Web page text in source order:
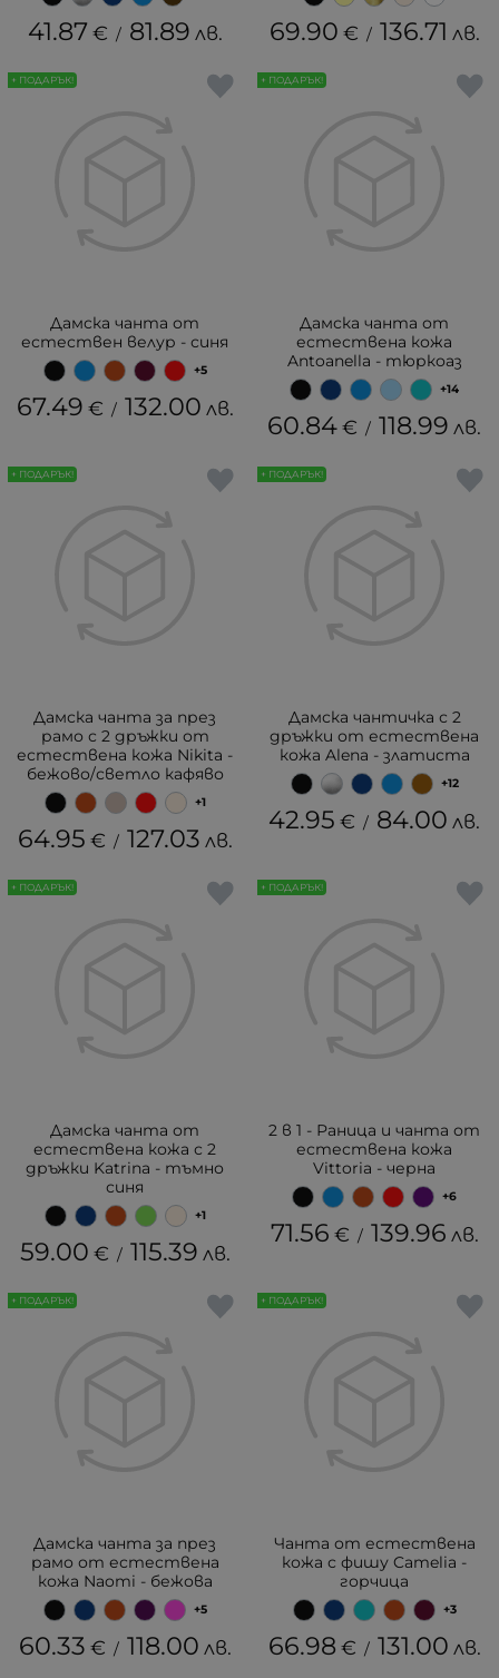
41.87 € / 81.89 лв. 69.90 € / 136.71 лв.
Дамска чанта от
естествен велур - синя
+5
67.49 € / 132.00 лв.
+ ПОДАРЪК!
Дамска чанта от
естествена кожа
Antoanella - тюркоаз
+14
60.84€ / 118.99 лв.
+ ПОДАРЪК!
Дамска чанта за през
рамо с 2 дръжки от
естествена кожа Nikita -
бежово/светло кафяво
+1
64.95 € / 127.03 лв.
+ ПОДАРЪК!
Дамска чантичка с 2
дръжки от естествена
кожа Alena - златиста
+12
42.95 € / 84.00 лв.
+ ПОДАРЪК!
Дамска чанта от
естествена кожа с 2
дръжки Katrina - тъмно
синя
+1
59.00 € / 115.39 лв.
+ ПОДАРЪК!
2 в 1 - Раница и чанта от
естествена кожа
Vittoria - черна
+6
71.56 € / 139.96 лв.
+ ПОДАРЪК!
Дамска чанта за през
рамо от естествена
кожа Naomi - бежова
+5
60.33 € / 118.00 лв.
+ ПОДАРЪК!
Чанта от естествена
кожа с фишу Camelia -
горчица
+3
66.98 € / 131.00 лв.
+ ПОДАРЪК!